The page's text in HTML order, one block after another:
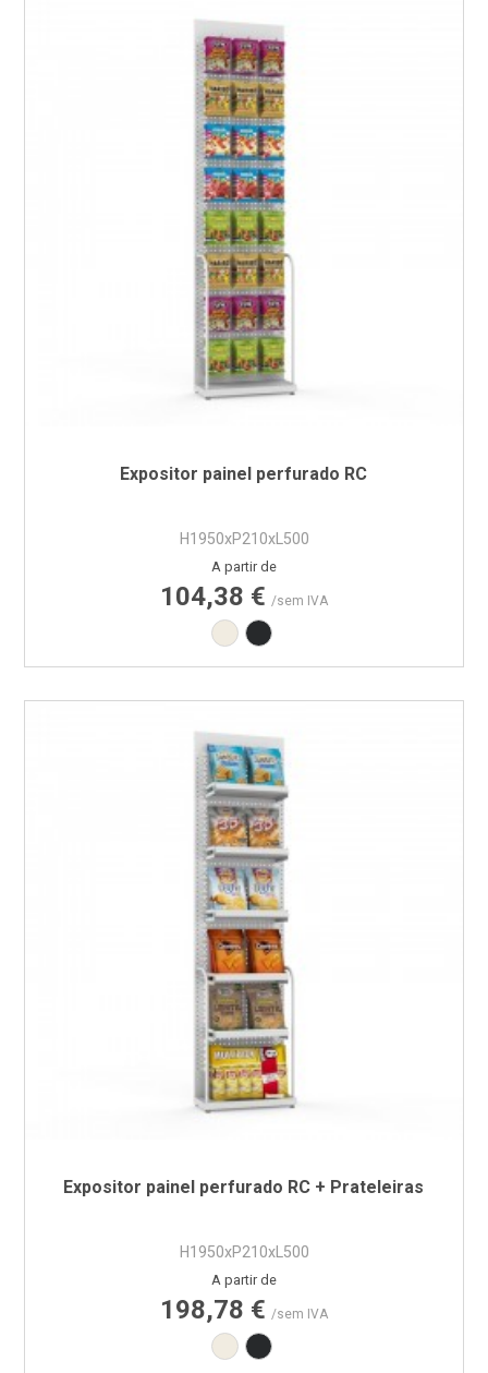
Expositor painel perfurado RC
H1950xP210xL500
Preço
A partir de
104,38 € /sem IVA
Branco RAL9010
Preto RAL9005
Expositor painel perfurado RC + Prateleiras
H1950xP210xL500
Preço
A partir de
198,78 € /sem IVA
Branco RAL9010
Preto RAL9005